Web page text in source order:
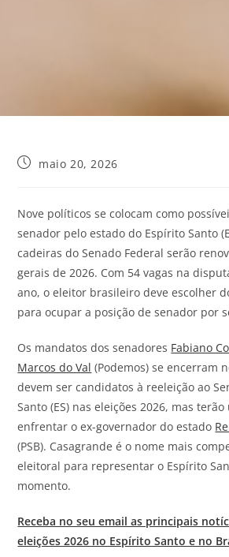
maio 20, 2026
Nove políticos se colocam como
senador pelo estado do Espírito Santo
cadeiras do Senado Federal serão
gerais de 2026. Com 54 vagas na
ano, o eleitor brasileiro deve escolher
para ocupar a posição de senador por
Os mandatos dos senadores Fabiano
Marcos do Val (Podemos) se encerram
devem ser candidatos à reeleição ao
Santo (ES) nas eleições 2026, mas
enfrentar o ex-governador do estado
(PSB). Casagrande é o nome mais
eleitoral para representar o Espírito
momento.
Receba no seu email as principais
eleições 2026 no Espírito Santo e no